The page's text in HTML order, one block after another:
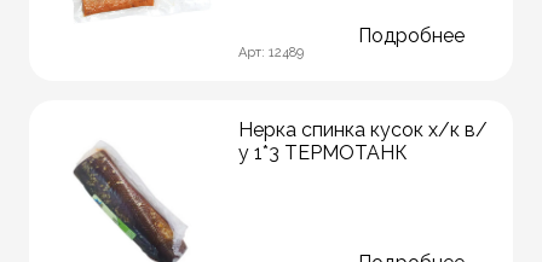
Арт: 12489
Подробнее
Нерка спинка кусок х/к в/
у 1*3 ТЕРМОТАНК